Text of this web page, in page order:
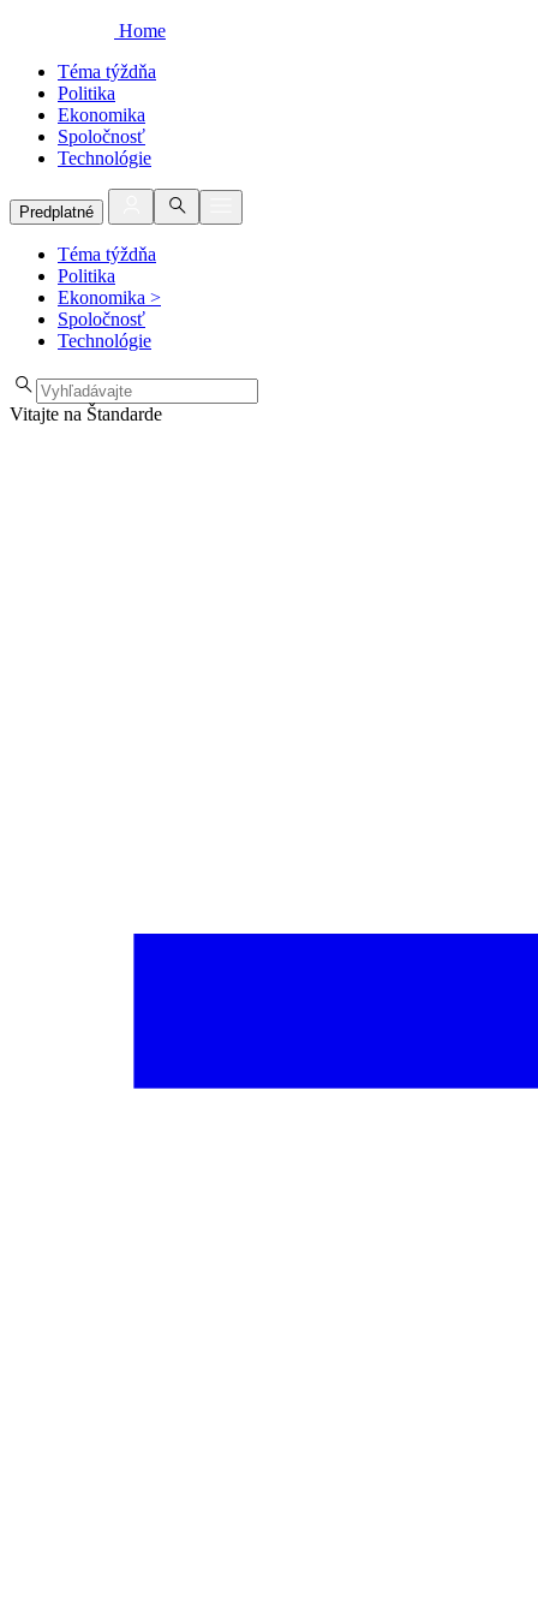
Home
Téma týždňa
Politika
Ekonomika
Spoločnosť
Technológie
Predplatné
Téma týždňa
Politika
Ekonomika >
Spoločnosť
Technológie
Vitajte na Štandarde